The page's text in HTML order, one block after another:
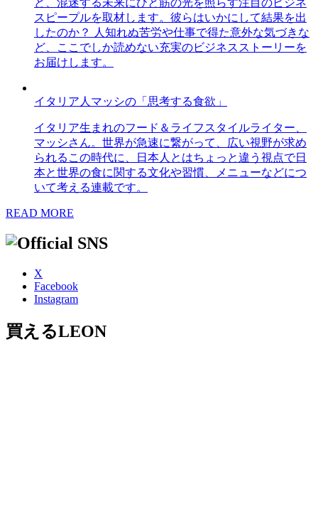
ど、混迷する未来にひと筋の光を照らす注目のビジネ
スピープルを取材します。彼らはいかにして結果を出
したのか？ 人知れぬ苦労や仕事で得た意外な気づきな
ど、ここでしか読めない充実のビジネスストーリーを
お届けします。
イタリア人マッシの「思考する食欲」
イタリア生まれのフード＆ライフスタイルライター、
マッシさん。世界が急速に繋がって、広い視野が求め
られるこの時代に、日本人とはちょっと違う視点で日
本と世界の食に関する文化や習慣、メニューなどにつ
いて考える連載です。
READ MORE
X
Facebook
Instagram
買えるLEON